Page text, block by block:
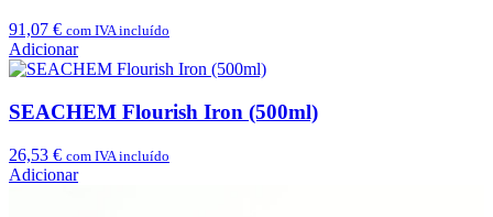
91,07 € com IVA incluído
Adicionar
SEACHEM Flourish Iron (500ml)
26,53 € com IVA incluído
Adicionar